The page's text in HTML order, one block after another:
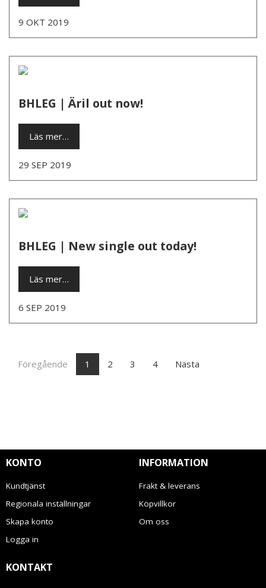
9 OKT 2019
BHLEG | Äril out now!
Läs mer…
29 SEP 2019
BHLEG | New single out today!
Läs mer…
6 SEP 2019
Föregående 1 2 3 4 Nästa
KONTO
Kundtjänst
Regionala inställningar
Skapa konto
Logga in
INFORMATION
Frakt & leverans
Köpvillkor
Om oss
KONTAKT